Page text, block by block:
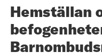
Hemställan